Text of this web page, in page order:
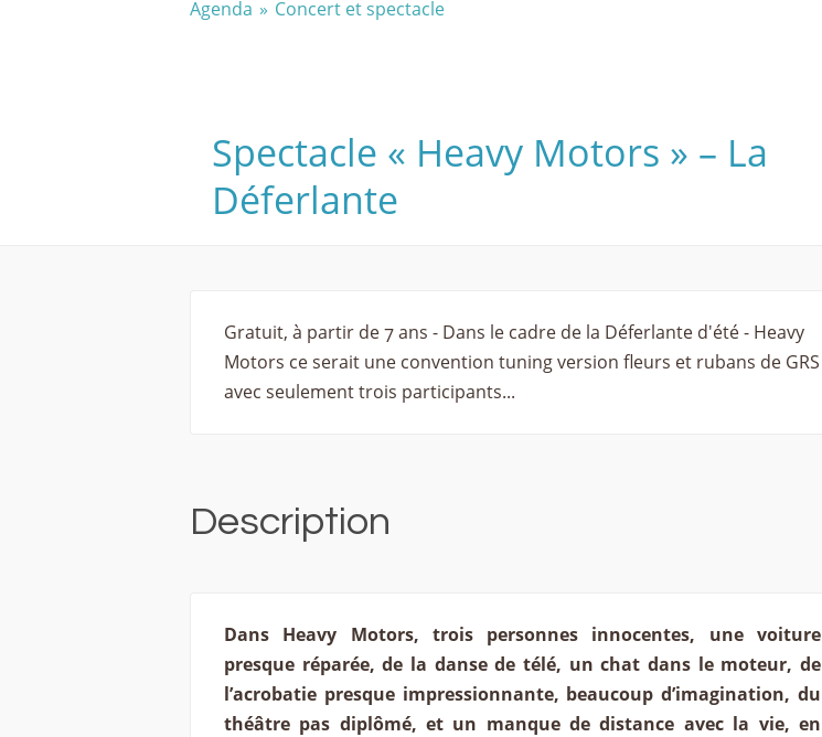
Agenda Concert et spectacle
Spectacle « Heavy Motors » – La
Déferlante
Gratuit, à partir de 7 ans - Dans le cadre de la Déferlante d'été - Heavy
Motors ce serait une convention tuning version fleurs et rubans de GRS
avec seulement trois participants...
Description
Dans Heavy Motors, trois personnes innocentes, une voiture
presque réparée, de la danse de télé, un chat dans le moteur, de
l’acrobatie presque impressionnante, beaucoup d’imagination, du
théâtre pas diplômé, et un manque de distance avec la vie, en